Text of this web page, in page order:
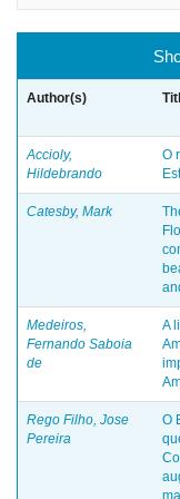
Author(s)
Accioly,
Hildebrando
O
Catesby, Mark
Medeiros,
Fernando Saboia
de
A
Rego Filho, Jose
Pereira
O